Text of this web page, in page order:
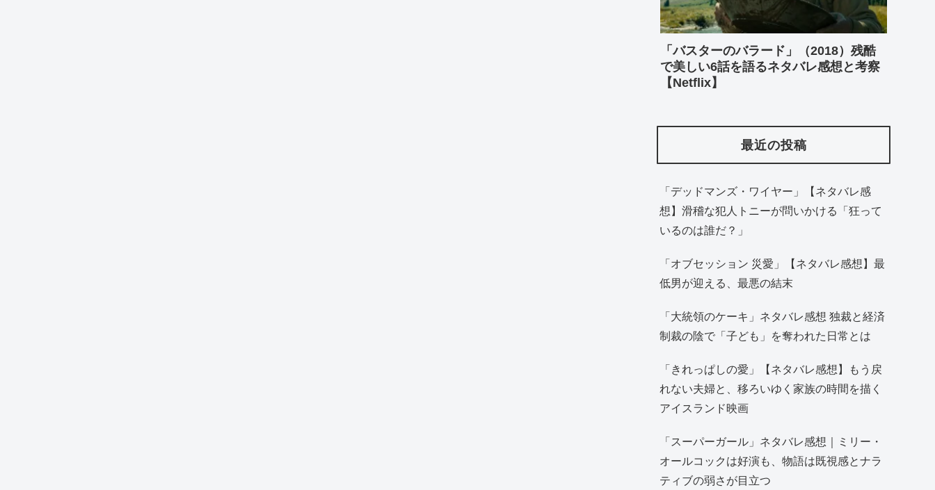
「バスターのバラード」（2018）残酷
で美しい6話を語るネタバレ感想と考察
【Netflix】
最近の投稿
「デッドマンズ・ワイヤー」【ネタバレ感
想】滑稽な犯人トニーが問いかける「狂って
いるのは誰だ？」
「オブセッション 災愛」【ネタバレ感想】最
低男が迎える、最悪の結末
「大統領のケーキ」ネタバレ感想 独裁と経済
制裁の陰で「子ども」を奪われた日常とは
「きれっぱしの愛」【ネタバレ感想】もう戻
れない夫婦と、移ろいゆく家族の時間を描く
アイスランド映画
「スーパーガール」ネタバレ感想｜ミリー・
オールコックは好演も、物語は既視感とナラ
ティブの弱さが目立つ